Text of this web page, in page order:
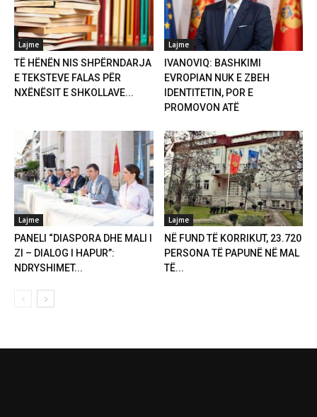
Lajme
TË HËNËN NIS SHPËRNDARJA
E TEKSTEVE FALAS PËR
NXËNËSIT E SHKOLLAVE...
Lajme
IVANOVIQ: BASHKIMI
EVROPIAN NUK E ZBEH
IDENTITETIN, POR E
PROMOVON ATË
Lajme
PANELI “DIASPORA DHE MALI I
ZI – DIALOG I HAPUR”:
NDRYSHIMET...
Lajme
NË FUND TË KORRIKUT, 23.720
PERSONA TË PAPUNË NË MAL
TË...